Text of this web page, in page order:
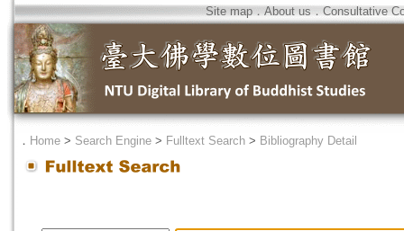
Site map．About us ． Consultative
． Home > Search Engine > Fulltext Search > Bibliography Detail